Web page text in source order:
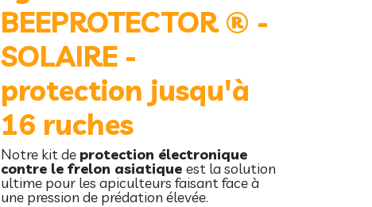
BEEPROTECTOR ® -
SOLAIRE -
protection jusqu'à
16 ruches
Notre kit de protection électronique
contre le frelon asiatique est la solution
ultime pour les apiculteurs faisant face à
une pression de prédation élevée.